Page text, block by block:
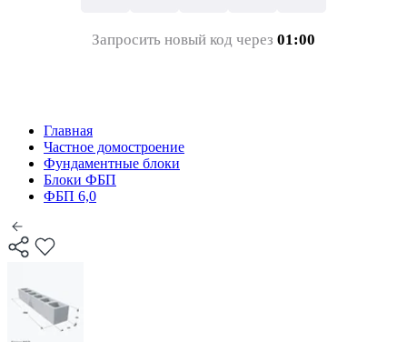
Запросить новый код через 01:00
Главная
Частное домостроение
Фундаментные блоки
Блоки ФБП
ФБП 6,0